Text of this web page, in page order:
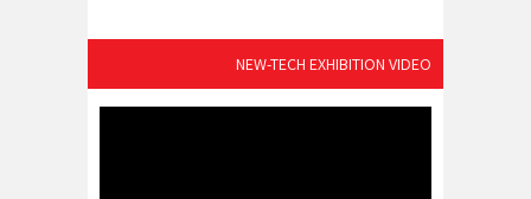
NEW-TECH EXHIBITION VIDEO